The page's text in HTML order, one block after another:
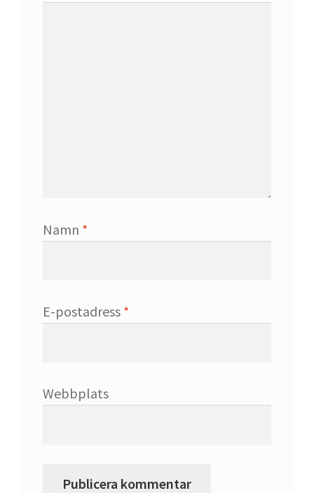
Proteinkällor
Säckhandskar : handskar för säckträning
SATS Odenplan
Namn *
E-postadress *
Webbplats